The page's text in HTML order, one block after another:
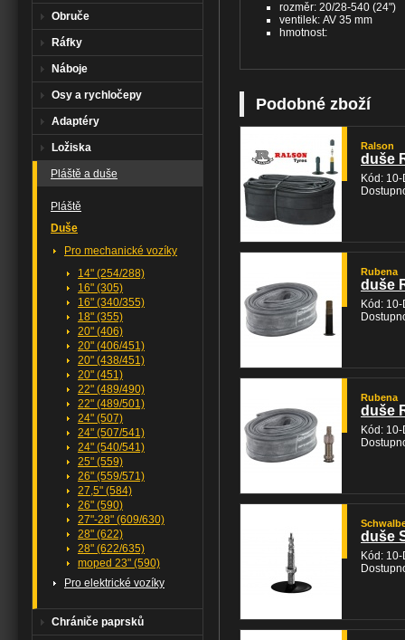
rozměr: 20/28-540 (24")
ventilek: AV 35 mm
hmotnost:
Podobné zboží
Ralson
duše
Kód:
Rubena
duše
Kód:
Rubena
duše
Kód:
duše
Kód:
Obruče
Ráfky
Náboje
Osy a rychločepy
Adaptéry
Ložiska
Pláště a duše
Pláště
Duše
Pro mechanické vozíky
14" (254/288)
16" (305)
16" (340/355)
18" (355)
20" (406)
20" (406/451)
20" (438/451)
20" (451)
22" (489/490)
22" (489/501)
24" (507)
24" (507/541)
24" (540/541)
25" (559)
26" (559/571)
27,5" (584)
26" (590)
27"-28" (609/630)
28" (622)
28" (622/635)
moped 23" (590)
Pro elektrické vozíky
Chrániče paprsků